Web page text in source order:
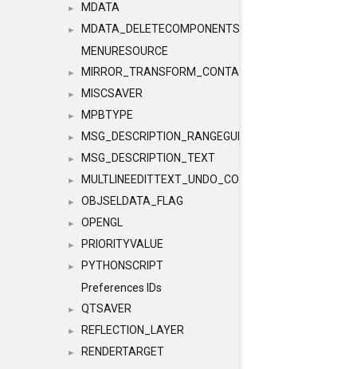
► MDATA
►
MDATA_DELETECOMPONENTS
MENURESOURCE
► MIRROR_TRANSFORM_CONTAINER
► MISCSAVER
► MPBTYPE
► MSG_DESCRIPTION_RANGEGUI
► MSG_DESCRIPTION_TEXT
► MULTLINEEDITTEXT_UNDO_CONTAINER
► OBJSELDATA_FLAG
► OPENGL
► PRIORITYVALUE
►
PYTHONSCRIPT
Preferences IDs
► QTSAVER
► REFLECTION_LAYER
►
RENDERTARGET